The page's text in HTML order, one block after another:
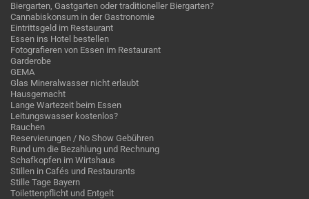
Biergarten, Gastgarten oder traditioneller Biergarten?
Cannabiskonsum in der Gastronomie
Eintrittsgeld im Restaurant
Essen ins Hotel bestellen
Fotografieren von Essen im Restaurant
Garderobe
GEMA
Glas Mineralwasser nicht erlaubt
Hausgemacht
Lange Wartezeit beim Essen
Leitungswasser kostenlos?
Rauchen
Reservierungen / No Show Gebühren
Rund um die Bezahlung und Rechnung
Schafkopfen im Wirtshaus
Stillen in Cafés und Restaurants
Stille Tage Bayern
Toilettenpflicht und Entgelt